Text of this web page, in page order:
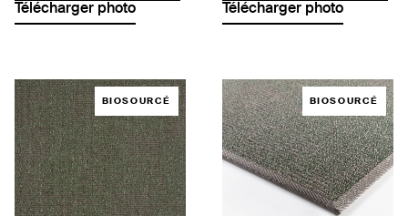
Télécharger photo
Télécharger photo
BIOSOURCÉ BIOSOURCÉ